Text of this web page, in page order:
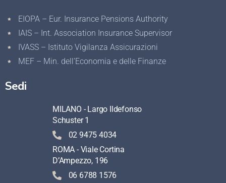
EIOPA – Eur. Insurance Pensions Authority
IAIS – Int. Association Insurance Supervisor
IVASS – Istituto Vigilanza Assicurazioni
MEF – Min. dell’Economia e delle Finanze
Sedi
MILANO - Largo Ildefonso
Schuster 1
02 9475 4034
ROMA - Viale Cortina
D’Ampezzo, 196
06 6788 1576